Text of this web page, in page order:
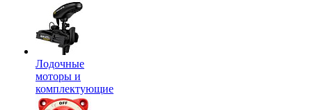
Лодочные
моторы и
комплектующие